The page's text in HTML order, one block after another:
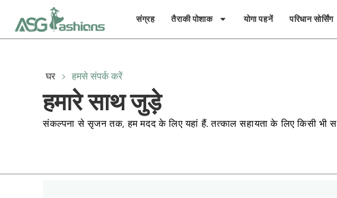
संग्रह तैराकी पोशाक योगा पहनें परिधान सोर्सिंग
घर > हमसे संपर्क करें
हमारे साथ जुड़े
संकल्पना से सृजन तक, हम मदद के लिए यहां हैं. तत्काल सहायता के लिए किसी भी